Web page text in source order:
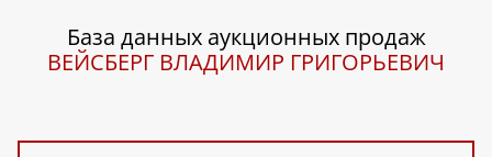
База данных аукционных продаж
ВЕЙСБЕРГ ВЛАДИМИР ГРИГОРЬЕВИЧ